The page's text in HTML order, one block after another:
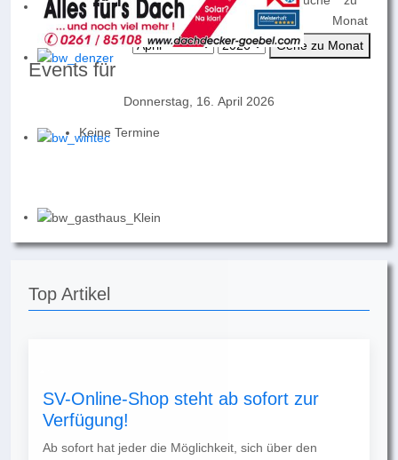
Jahr
MonatWoche
Monat
Gehe zu Monat
Events für
Donnerstag, 16. April 2026
Keine Termine
Top Artikel
SV-Online-Shop steht ab sofort zur
Verfügung!
Ab sofort hat jeder die Möglichkeit, sich über den